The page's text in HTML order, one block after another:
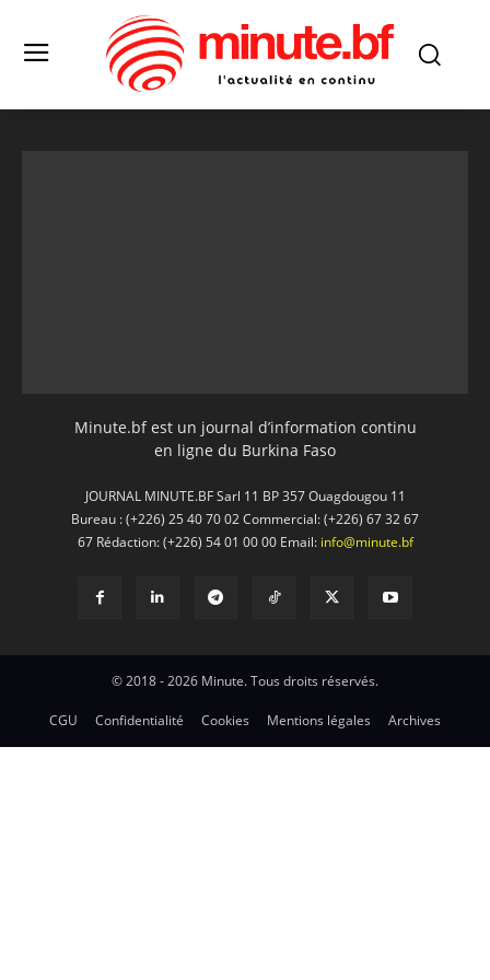
Minute.bf est un journal d’information continu
en ligne du Burkina Faso
JOURNAL MINUTE.BF Sarl 11 BP 357 Ouagdougou 11
Bureau : (+226) 25 40 70 02 Commercial: (+226) 67 32 67
67 Rédaction: (+226) 54 01 00 00 Email: info@minute.bf
© 2018 - 2026 Minute. Tous droits réservés.
CGU Confidentialité Cookies Mentions légales Archives